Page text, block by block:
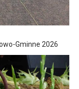
Gminne 2026